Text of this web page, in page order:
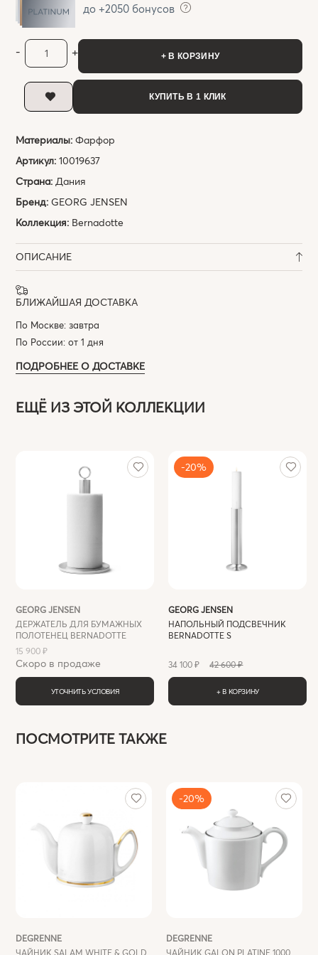
до +2050 бонусов
- + + В КОРЗИНУ
КУПИТЬ В 1 КЛИК
Материалы:Фарфор
Артикул:10019637
Страна: Дания
Бренд:GEORG JENSEN
Коллекция: Bernadotte
ОПИСАНИЕ
БЛИЖАЙШАЯ ДОСТАВКА
По Москве: завтра
По России: от 1 дня
ПОДРОБНЕЕ О ДОСТАВКЕ
ЕЩЁ ИЗ ЭТОЙ КОЛЛЕКЦИИ
GEORG JENSEN
ДЕРЖАТЕЛЬ ДЛЯ БУМАЖНЫХ
ПОЛОТЕНЕЦ BERNADOTTE
15 900 ₽
Скоро в продаже
УТОЧНИТЬ УСЛОВИЯ
-20%
GEORG JENSEN
НАПОЛЬНЫЙ ПОДСВЕЧНИК
BERNADOTTE S
34 100 ₽ 42 600 ₽
+ В КОРЗИНУ
ПОСМОТРИТЕ ТАКЖЕ
DEGRENNE
ЧАЙНИК SALAM WHITE & GOLD
-20%
DEGRENNE
ЧАЙНИК GALON PLATINE 1000